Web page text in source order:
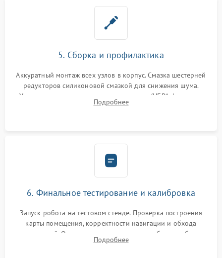
5. Сборка и профилактика
Аккуратный монтаж всех узлов в корпус. Смазка шестерней
редукторов силиконовой смазкой для снижения шума.
Установка новых расходных материалов (HEPA-фильтров,
микрофибры, щеток). Надежная фиксация разъемов и
Подробнее
6. Финальное тестирование и калибровка
Запуск робота на тестовом стенде. Проверка построения
карты помещения, корректности навигации и обхода
препятствий. Оценка силы всасывания и работы турбины.
Тестирование автоматического возврата на док-станцию и
Подробнее